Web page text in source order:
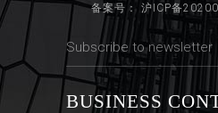
备案号： 沪ICP备
BUSINESS